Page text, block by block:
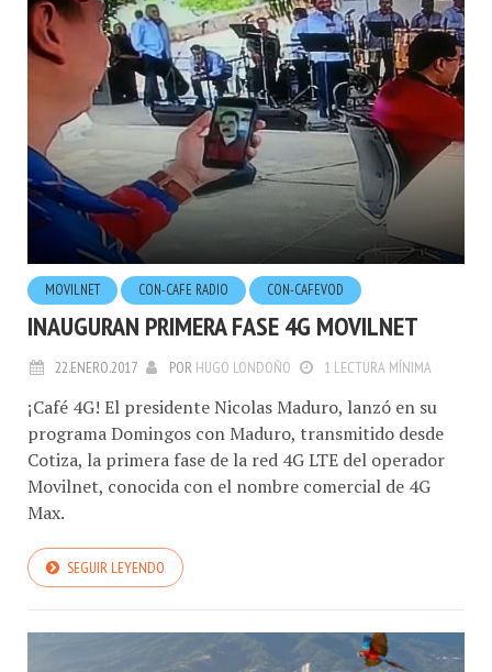
MOVILNET CON-CAFE RADIO CON-CAFEVOD
INAUGURAN PRIMERA FASE 4G MOVILNET
22.ENERO.2017 POR HUGO LONDOÑO 1 LECTURA MÍNIMA
¡Café 4G! El presidente Nicolas Maduro, lanzó en su
programa Domingos con Maduro, transmitido desde
Cotiza, la primera fase de la red 4G LTE del operador
Movilnet, conocida con el nombre comercial de 4G
Max.
SEGUIR LEYENDO